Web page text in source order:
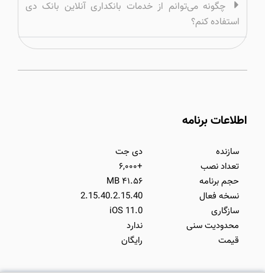
چگونه می‌توانم از خدمات بانکداری آنلاین بانک دی
استفاده کنم؟
اطلاعات برنامه
دی جت
+۶,۰۰۰
۴۱.۵۶ MB
2.15.40.2.15.40
iOS 11.0
ندارد
رایگان
سازنده
تعداد نصب
حجم برنامه
نسخه فعال
سازگاری
محدودیت سنی
قیمت